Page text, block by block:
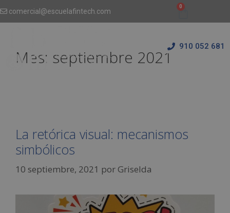
comercial@escuelafintech.com
910 052 681
Mes: septiembre 2021
La retórica visual: mecanismos
simbólicos
10 septiembre, 2021 por Griselda